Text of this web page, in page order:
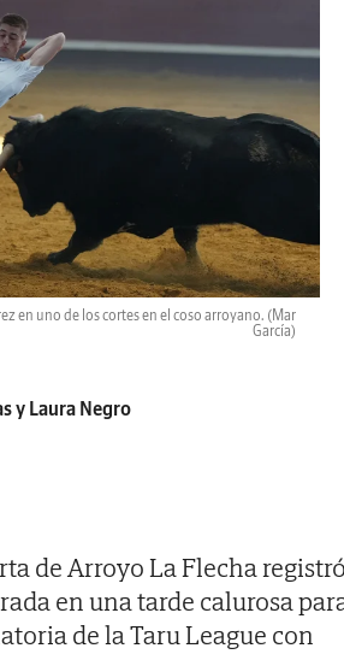
en uno de los cortes en el coso arroyano. (Mar
García)
y Laura Negro
de Arroyo La Flecha
en una tarde calurosa
de la Taru League con